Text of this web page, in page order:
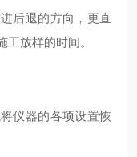
后退的方向，更直
放样的时间。
仪器的各项设置恢